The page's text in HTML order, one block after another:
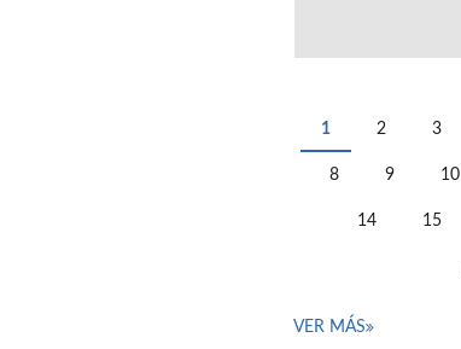
PÁGINAS
1 2 3
8 9 10
14 15
VER MÁS